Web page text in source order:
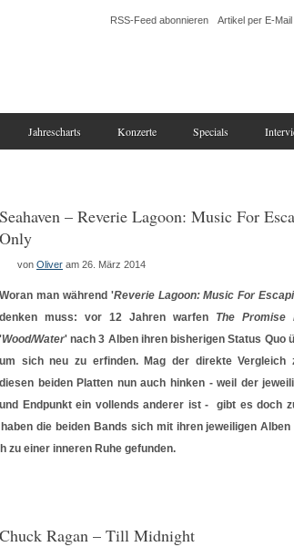
RSS-Feed abonnieren Artikel per E-
Jahrescharts Konzerte Specials
Seahaven – Reverie Lagoon: Music For
Only
von Oliver am 26. März 2014
Woran man während 'Reverie Lagoon: Music For
denken muss: vor 12 Jahren warfen The Promise
'Wood/Water' nach 3 Alben ihren bisherigen Status Quo
um sich neu zu erfinden. Mag der direkte Vergleich
diesen beiden Platten nun auch hinken - weil der
und Endpunkt ein vollends anderer ist - gibt es doch
die beiden Bands sich mit ihren jeweiligen
zu einer inneren Ruhe gefunden.
Chuck Ragan – Till Midnight